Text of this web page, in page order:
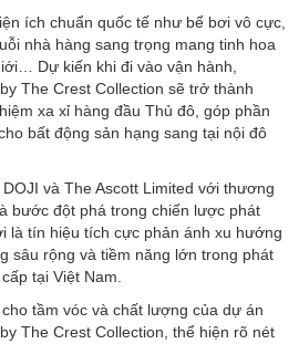
ích chuẩn quốc tế như bể bơi vô cực,
nhà hàng sang trọng mang tinh hoa
Dự kiến khi đi vào vận hành,
The Crest Collection sẽ trở thành
xa xỉ hàng đầu Thủ đô, góp phần
bất động sản hạng sang tại nội đô
và The Ascott Limited với thương
bước đột phá trong chiến lược phát
là tín hiệu tích cực phản ánh xu hướng
sâu rộng và tiềm năng lớn trong phát
tại Việt Nam.
tầm vóc và chất lượng của dự án
The Crest Collection, thể hiện rõ nét